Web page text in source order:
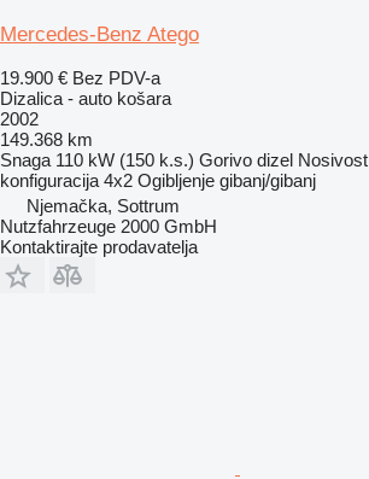
Mercedes-Benz Atego
19.900 € Bez PDV-a
Dizalica - auto košara
2002
149.368 km
Snaga 110 kW (150 k.s.) Gorivo dizel Nosivost
konfiguracija 4x2 Ogibljenje gibanj/gibanj
Njemačka, Sottrum
Nutzfahrzeuge 2000 GmbH
Kontaktirajte prodavatelja